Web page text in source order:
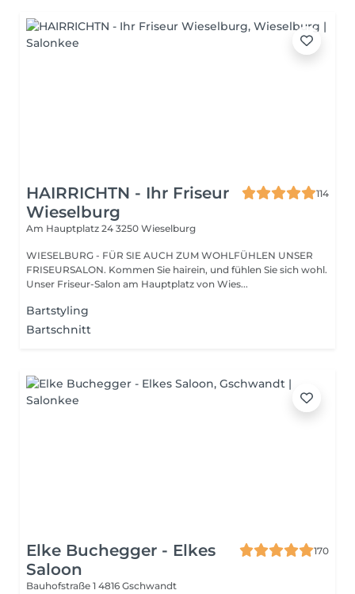
HAIRRICHTN - Ihr Friseur
Wieselburg
114
Am Hauptplatz 24 3250 Wieselburg
WIESELBURG - FÜR SIE AUCH ZUM WOHLFÜHLEN UNSER
FRISEURSALON. Kommen Sie hairein, und fühlen Sie sich wohl.
Unser Friseur-Salon am Hauptplatz von Wies...
Bartstyling
Bartschnitt
Elke Buchegger - Elkes
Saloon
170
Bauhofstraße 1 4816 Gschwandt